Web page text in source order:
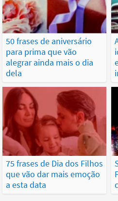
50 frases de aniversário
para prima que vão
alegrar ainda mais o dia
dela
75 frases de Dia dos Filhos
que vão dar mais emoção
a esta data